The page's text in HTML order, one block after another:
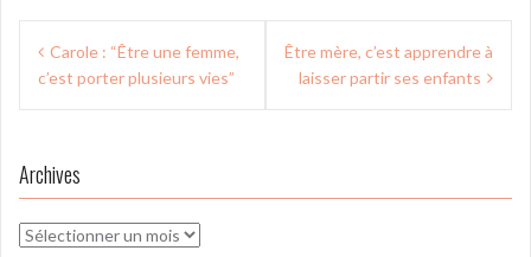
Navigation
deCarole : “Être une femme,
c’est porter plusieurs vies”
Être mère, c’est apprendre à
laisser partir ses enfants
Archives
Archives